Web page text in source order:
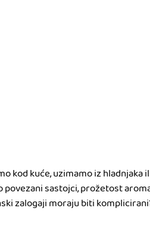
kod kuće, uzimamo iz hladnjaka
sastojci, prožetost
zalogaji moraju biti